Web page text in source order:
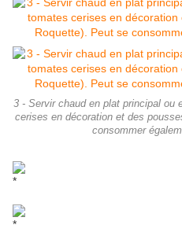
3 - Servir chaud en plat principal ou
cerises en décoration et des
consommer
*
*